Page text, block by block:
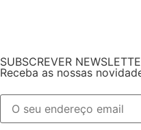
SUBSCREVER
Receba as nossas